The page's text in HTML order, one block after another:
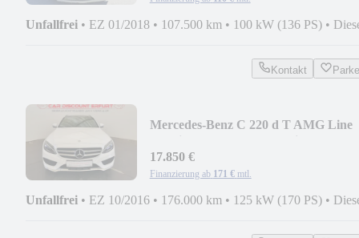
Unfallfrei • EZ 01/2018 • 107.500 km • 100 kW (136 PS) •
Kontakt
Mercedes-Benz C 220 d T AMG Line
17.850 €
Finanzierung ab 171 € mtl.
Unfallfrei • EZ 10/2016 • 176.000 km • 125 kW (170 PS) •